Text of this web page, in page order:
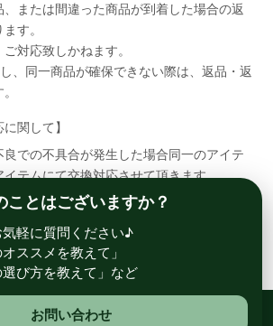
または間違った商品が到着した場合の返
す。
対応致しかねます。
、同一商品が確保できない際は、返品・返
関して】
での不具合が発生した場合同一のアイテ
イテムにて交換対応させて頂きます。
いにて返送して頂く必要が御座いますので
ことはございますか？
軽に質問ください♪
ススメを教えて」
選び方を教えて」など
お問い合わせ